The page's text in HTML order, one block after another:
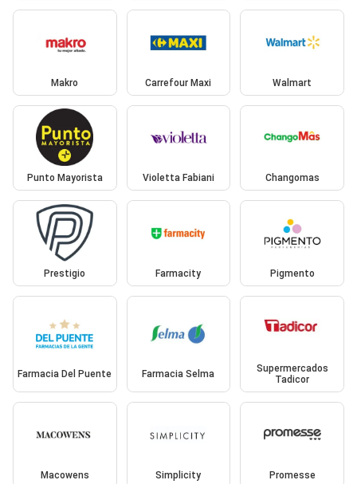
Makro Carrefour Maxi Walmart
Punto Mayorista Violetta Fabiani Changomas
Prestigio Farmacity Pigmento
Farmacia Del Puente Farmacia Selma
Supermercados
Tadicor
Macowens Simplicity Promesse